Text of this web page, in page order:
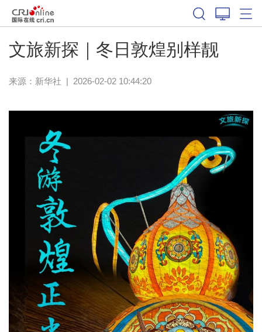
文旅新探｜冬日敦煌别样靓
来源： 新华社 | 2026-02-02 10:44:20